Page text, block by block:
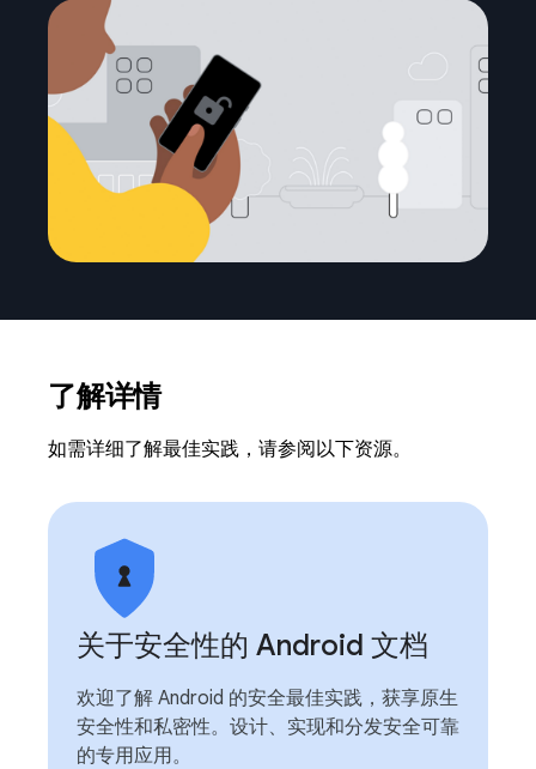
了解详情
如需详细了解最佳实践，请参阅以下资源。
关于安全性的 Android 文档
欢迎了解 Android 的安全最佳实践，获享原生
安全性和私密性。设计、实现和分发安全可靠
的专用应用。